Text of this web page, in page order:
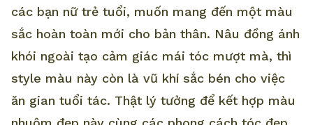
các bạn nữ trẻ tuổi, muốn mang đến một màu
sắc hoàn toàn mới cho bản thân. Nâu đồng ánh
khói ngoài tạo cảm giác mái tóc mượt mà, thì
style màu này còn là vũ khí sắc bén cho việc
ăn gian tuổi tác. Thật lý tưởng để kết hợp màu